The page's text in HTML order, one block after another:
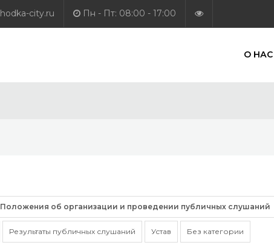
city.ru Пн - Пт: 08:00 - 17:00
О НАС
Положения об организации и проведении публичных слушаний
Результаты публичных слушаний Устав Без категории